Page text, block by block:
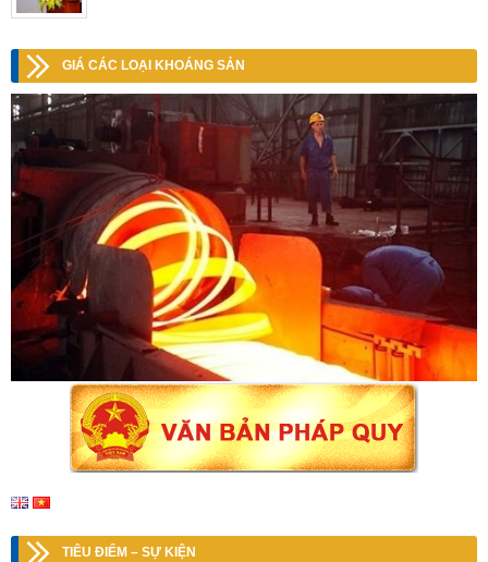
GIÁ CÁC LOẠI KHOÁNG SẢN
TIÊU ĐIỂM – SỰ KIỆN